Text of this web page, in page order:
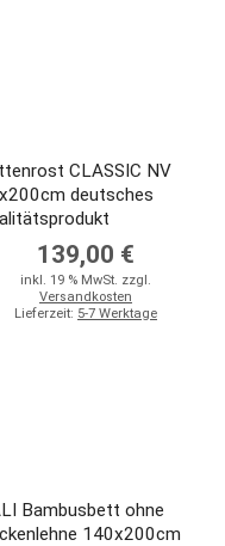
CLASSIC NV
deutsches
139,00 €
inkl. 19 % MwSt. zzgl.
Versandkosten
Lieferzeit: 5-7 Werktage
Bambusbett ohne
140x200cm